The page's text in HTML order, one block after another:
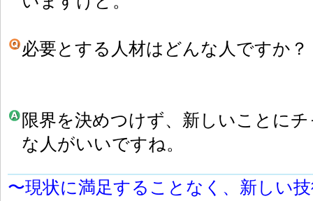
必要とする人材はどんな人ですか？
限界を決めつけず、新しいことに
な人がいいですね。
〜現状に満足することなく、新しい